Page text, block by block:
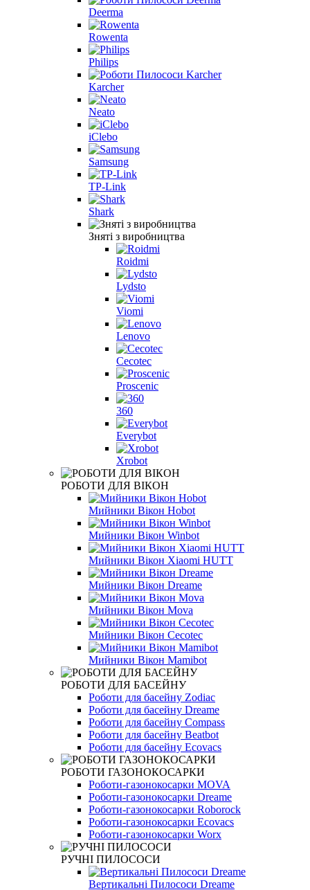
Deerma
Rowenta
Philips
Karcher
Neato
iClebo
Samsung
TP-Link
Shark
Зняті з виробництва
Roidmi
Lydsto
Viomi
Lenovo
Cecotec
Proscenic
360
Everybot
Xrobot
РОБОТИ ДЛЯ ВІКОН
Мийники Вікон Hobot
Мийники Вікон Winbot
Мийники Вікон Xiaomi HUTT
Мийники Вікон Dreame
Мийники Вікон Mova
Мийники Вікон Сecotec
Мийники Вікон Mamibot
РОБОТИ ДЛЯ БАСЕЙНУ
Роботи для басейну Zodiac
Роботи для басейну Dreame
Роботи для басейну Compass
Роботи для басейну Beatbot
Роботи для басейну Ecovacs
РОБОТИ ГАЗОНОКОСАРКИ
Роботи-газонокосарки MOVA
Роботи-газонокосарки Dreame
Роботи-газонокосарки Roborock
Роботи-газонокосарки Ecovacs
Роботи-газонокосарки Worx
РУЧНІ ПИЛОСОСИ
Вертикальні Пилососи Dreame